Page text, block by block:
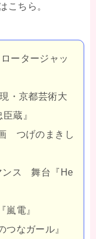
こちら。
ータージャッ
・京都芸術大
蔵』
つげのまきし
ンス 舞台『 He
『嵐電』
なガール』